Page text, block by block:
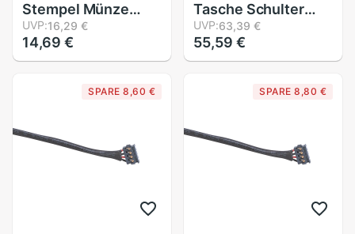
Stempel Münze
Halfter Abdeckung
fallen Lagerung 2X2
"kippen 27,5mm 7
UVP:16,29 €
14,69 €
Tasche Schulter
fallen für Hyperice
Hypervolt Faszie
Massagegerät
nachweisen Anti
UVP:63,39 €
55,59 €
SPARE 8,60 € SPARE 8,80 €